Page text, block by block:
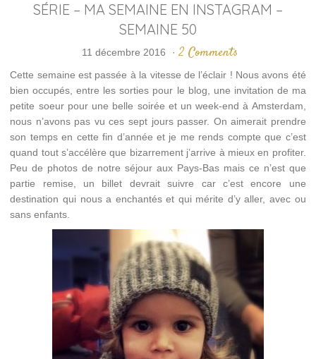
SÉRIE – MA SEMAINE EN INSTAGRAM –
SEMAINE 50
11 décembre 2016 · 2 Comments
Cette semaine est passée à la vitesse de l’éclair ! Nous avons été
bien occupés, entre les sorties pour le blog, une invitation de ma
petite soeur pour une belle soirée et un week-end à Amsterdam,
nous n’avons pas vu ces sept jours passer. On aimerait prendre
son temps en cette fin d’année et je me rends compte que c’est
quand tout s’accélère que bizarrement j’arrive à mieux en profiter.
Peu de photos de notre séjour aux Pays-Bas mais ce n’est que
partie remise, un billet devrait suivre car c’est encore une
destination qui nous a enchantés et qui mérite d’y aller, avec ou
sans enfants.